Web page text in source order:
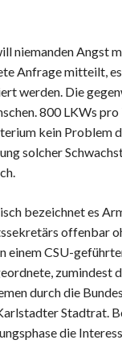
niemanden Angst
Anfrage mitteilt,
werden. Die
800 LKWs
kein Problem
solcher
bezeichnet es
offenbar
einem CSU-
zumindest
durch die
Stadtrat.
die